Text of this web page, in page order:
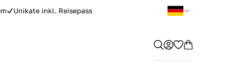
Unikate inkl. Reisepass